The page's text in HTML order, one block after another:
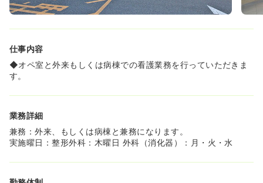
仕事内容
◆オペ室と外来もしくは病棟での看護業務を行っていただきま
す。
業務詳細
兼務：外来、もしくは病棟と兼務になります。
実施曜日：整形外科：木曜日 外科（消化器）：月・火・水